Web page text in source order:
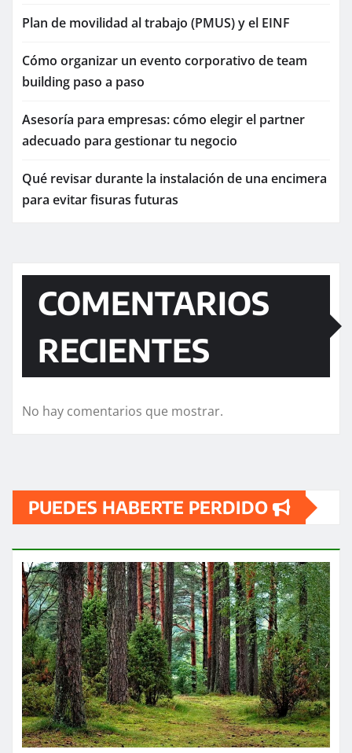
Plan de movilidad al trabajo (PMUS) y el EINF
Cómo organizar un evento corporativo de team
building paso a paso
Asesoría para empresas: cómo elegir el partner
adecuado para gestionar tu negocio
Qué revisar durante la instalación de una encimera
para evitar fisuras futuras
COMENTARIOS
RECIENTES
No hay comentarios que mostrar.
PUEDES HABERTE PERDIDO